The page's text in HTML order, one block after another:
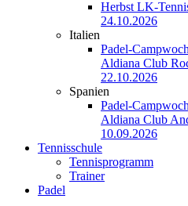
Herbst LK-
24.10.2026
Italien
Padel-
Aldiana Club
22.10.2026
Spanien
Padel-
Aldiana Club
10.09.2026
Tennisschule
Tennisprogramm
Trainer
Padel